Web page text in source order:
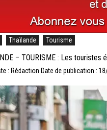
Thaïlande Tourisme
– TOURISME : Les touristes
: Rédaction Date de publication :